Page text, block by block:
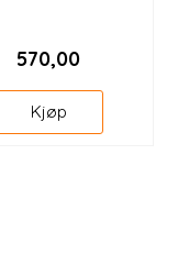
570,00
Kjøp